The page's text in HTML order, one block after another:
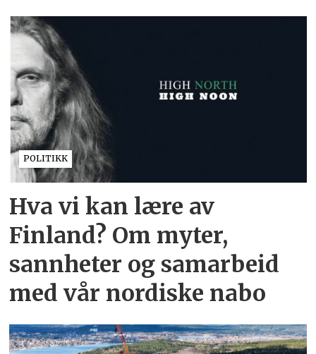
POLITIKK
Hva vi kan lære av
Finland? Om myter,
sannheter og samarbeid
med vår nordiske nabo